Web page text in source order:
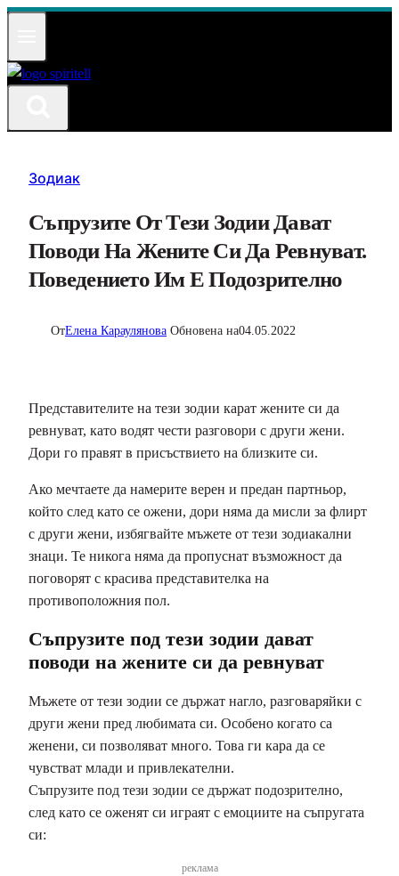
Към
Зодиак
Съпрузите От Тези Зодии Дават
Поводи На Жените Си Да Ревнуват.
Поведението Им Е Подозрително
ОтЕлена Караулянова Обновена на04.05.2022
Представителите на тези зодии карат жените си да
ревнуват, като водят чести разговори с други жени.
Дори го правят в присъствието на близките си.
Ако мечтаете да намерите верен и предан партньор,
който след като се ожени, дори няма да мисли за флирт
с други жени, избягвайте мъжете от тези зодиакални
знаци. Те никога няма да пропуснат възможност да
поговорят с красива представителка на
противоположния пол.
Съпрузите под тези зодии дават
поводи на жените си да ревнуват
Мъжете от тези зодии се държат нагло, разговаряйки с
други жени пред любимата си. Особено когато са
женени, си позволяват много. Това ги кара да се
чувстват млади и привлекателни.
Съпрузите под тези зодии се държат подозрително,
след като се оженят си играят с емоциите на съпругата
си:
реклама